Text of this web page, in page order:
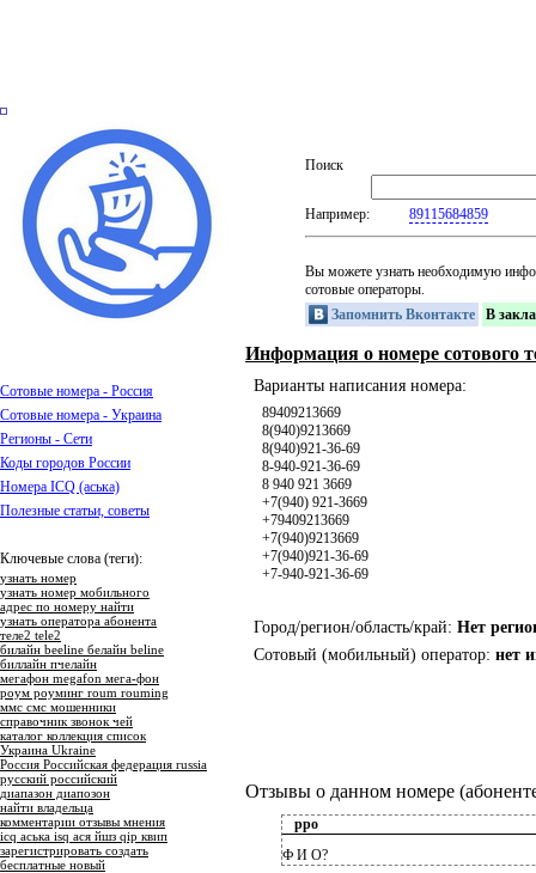
Сотовые номера - Россия
Сотовые номера - Украина
Регионы - Сети
Коды городов России
Номера ICQ (аська)
Полезные статьи, советы
Ключевые слова (теги):
узнать номер
узнать номер мобильного
адрес по номеру найти
узнать оператора абонента
теле2 tele2
билайн beeline белайн beline
биллайн пчелайн
мегафон megafon мега-фон
роум роуминг roum rouming
ммс смс мошенники
справочник звонок чей
каталог коллекция список
Украина Ukraine
Россия Российская федерация russia
русский российский
диапазон диапозон
найти владельца
комментарии отзывы мнения
icq аська isq ася йшз qip квип
зарегистрировать создать
бесплатные новый
Поиск
Например: 89115684859
Вы можете узнать необходимую
сотовые операторы.
Запомнить Вконтакте
В
Информация о номере сотового
Варианты написания номера:
89409213669
8(940)9213669
8(940)921-36-69
8-940-921-36-69
8 940 921 3669
+7(940) 921-3669
+79409213669
+7(940)9213669
+7(940)921-36-69
+7-940-921-36-69
Город/регион/область/край: Нет
Сотовый (мобильный) оператор: нет
Отзывы о данном номере
рро
Ф И О?